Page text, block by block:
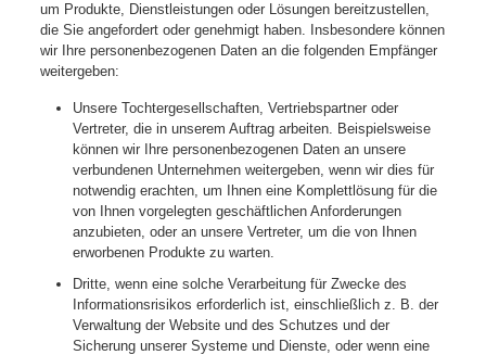
um Produkte, Dienstleistungen oder Lösungen bereitzustellen,
die Sie angefordert oder genehmigt haben. Insbesondere können
wir Ihre personenbezogenen Daten an die folgenden Empfänger
weitergeben:
Unsere Tochtergesellschaften, Vertriebspartner oder
Vertreter, die in unserem Auftrag arbeiten. Beispielsweise
können wir Ihre personenbezogenen Daten an unsere
verbundenen Unternehmen weitergeben, wenn wir dies für
notwendig erachten, um Ihnen eine Komplettlösung für die
von Ihnen vorgelegten geschäftlichen Anforderungen
anzubieten, oder an unsere Vertreter, um die von Ihnen
erworbenen Produkte zu warten.
Dritte, wenn eine solche Verarbeitung für Zwecke des
Informationsrisikos erforderlich ist, einschließlich z. B. der
Verwaltung der Website und des Schutzes und der
Sicherung unserer Systeme und Dienste, oder wenn eine